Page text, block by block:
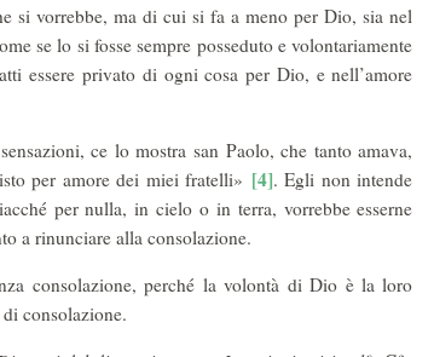
si vorrebbe, ma di cui si fa a meno per Dio, sia nel
se lo si fosse sempre posseduto e volontariamente
essere privato di ogni cosa per Dio, e nell’amore
ce lo mostra san Paolo, che tanto amava,
per amore dei miei fratelli» [4]. Egli non intende
per nulla, in cielo o in terra, vorrebbe esserne
a rinunciare alla consolazione.
consolazione, perché la volontà di Dio è la loro
consolazione.